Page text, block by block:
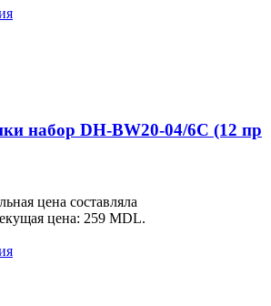
набор DH-BW20-04/6C (12 пр
цена составляла
цена: 259 MDL.